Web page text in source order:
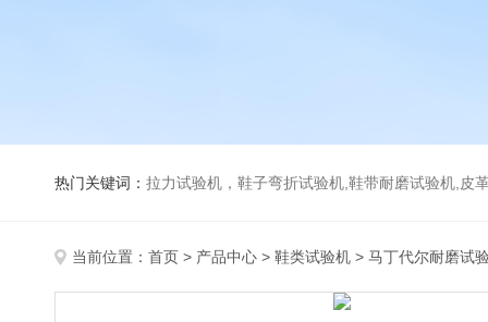
热门关键词： 拉力试验机，鞋子弯折试验机,鞋带耐磨试验机,皮革伸缩试验机,马丁代尔
当前位置： 首页 > 产品中心 > 鞋类试验机 > 马丁代尔耐磨试